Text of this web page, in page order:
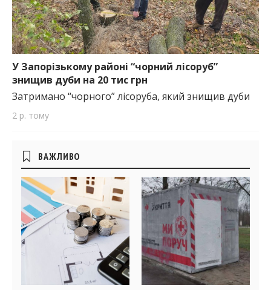
У Запорізькому районі “чорний лісоруб”
знищив дуби на 20 тис грн
Затримано “чорного” лісоруба, який знищив дуби
2 р. тому
Бічні
віджети
ВАЖЛИВО